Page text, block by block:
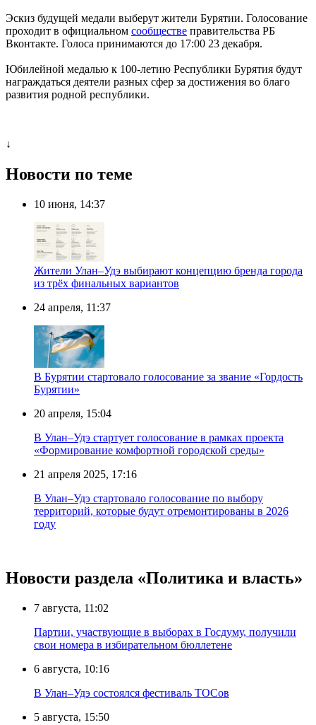
Эскиз будущей медали выберут жители Бурятии. Голосование
проходит в официальном сообществе правительства РБ
Вконтакте. Голоса принимаются до 17:00 23 декабря.
Юбилейной медалью к 100-летию Республики Бурятия будут
награждаться деятели разных сфер за достижения во благо
развития родной республики.
↓
Новости по теме
10 июня, 14:37
Жители Улан–Удэ выбирают концепцию бренда города
из трёх финальных вариантов
24 апреля, 11:37
В Бурятии стартовало голосование за звание «Гордость
Бурятии»
20 апреля, 15:04
В Улан–Удэ стартует голосование в рамках проекта
«Формирование комфортной городской среды»
21 апреля 2025, 17:16
В Улан–Удэ стартовало голосование по выбору
территорий, которые будут отремонтированы в 2026
году
Новости раздела «Политика и власть»
7 августа, 11:02
Партии, участвующие в выборах в Госдуму, получили
свои номера в избирательном бюллетене
6 августа, 10:16
В Улан–Удэ состоялся фестиваль ТОСов
5 августа, 15:50